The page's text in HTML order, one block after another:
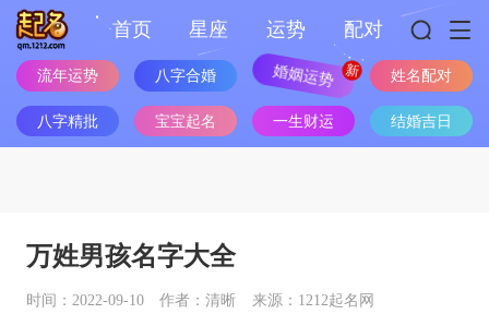
首页 星座 运势 配对
流年运势 八字合婚 婚姻运势 姓名配对
八字精批 宝宝起名 一生财运 结婚吉日
万姓男孩名字大全
时间：2022-09-10 作者：清晰 来源：1212起名网